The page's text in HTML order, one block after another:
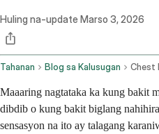
Huling na-update Marso 3, 2026
Tahanan Blog sa Kalusugan
Maaaring nagtataka ka kung bakit
dibdib o kung bakit biglang
sensasyon na ito ay talagang